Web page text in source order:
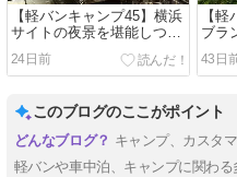
【軽バンキャンプ45】横浜
サイトの夜景を堪能しつ
つ、DODのシェラもえファ
イヤーの小さい焚き火台で
24日前
【
ブラ
喫＠
43日
このブログのここがポイント
キャンプ、カスタ
軽バンや車中泊、キャンプに関わ